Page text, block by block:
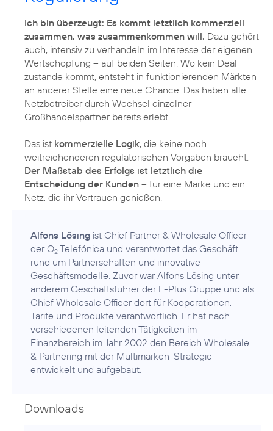
Ich bin überzeugt: Es kommt letztlich kommerziell
zusammen, was zusammenkommen will. Dazu gehört
auch, intensiv zu verhandeln im Interesse der eigenen
Wertschöpfung – auf beiden Seiten. Wo kein Deal
zustande kommt, entsteht in funktionierenden Märkten
an anderer Stelle eine neue Chance. Das haben alle
Netzbetreiber durch Wechsel einzelner
Großhandelspartner bereits erlebt.
Das ist kommerzielle Logik, die keine noch
weitreichenderen regulatorischen Vorgaben braucht.
Der Maßstab des Erfolgs ist letztlich die
Entscheidung der Kunden – für eine Marke und ein
Netz, die ihr Vertrauen genießen.
Alfons Lösing ist Chief Partner & Wholesale Officer
der O2 Telefónica und verantwortet das Geschäft
rund um Partnerschaften und innovative
Geschäftsmodelle. Zuvor war Alfons Lösing unter
anderem Geschäftsführer der E-Plus Gruppe und als
Chief Wholesale Officer dort für Kooperationen,
Tarife und Produkte verantwortlich. Er hat nach
verschiedenen leitenden Tätigkeiten im
Finanzbereich im Jahr 2002 den Bereich Wholesale
& Partnering mit der Multimarken-Strategie
entwickelt und aufgebaut.
Downloads